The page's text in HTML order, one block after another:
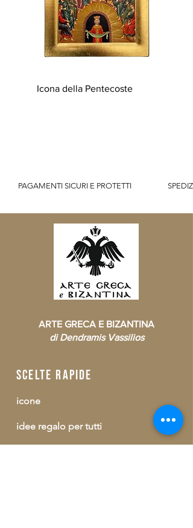
Icona della Pentecoste
PAGAMENTI SICURI E PROTETTI
ARTE GRECA E BIZANTINA
di Dendramis Vassilios
scelte rapide
icone
idee regalo per tutti